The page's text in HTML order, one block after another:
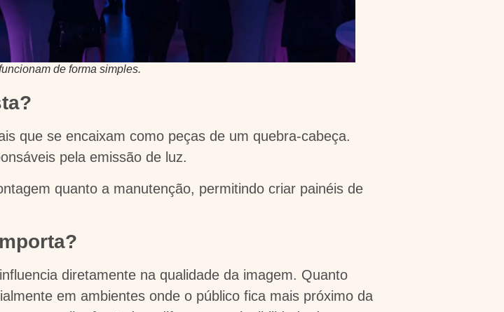
de forma simples.
que se encaixam como peças de um quebra-cabeça.
pela emissão de luz.
quanto a manutenção, permitindo criar painéis de
diretamente na qualidade da imagem. Quanto
em ambientes onde o público fica mais próximo da